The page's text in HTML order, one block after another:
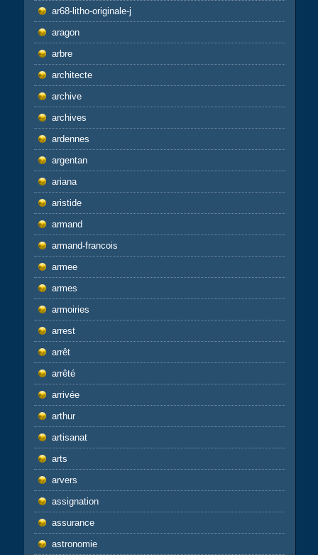
ar68-litho-originale-j
aragon
arbre
architecte
archive
archives
ardennes
argentan
ariana
aristide
armand
armand-francois
armee
armes
armoiries
arrest
arrêt
arrêté
arrivée
arthur
artisanat
arts
arvers
assignation
assurance
astronomie